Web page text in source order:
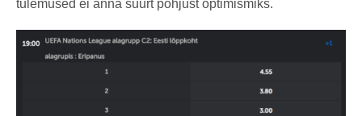
tulemused ei anna suurt põhjust optimismiks.